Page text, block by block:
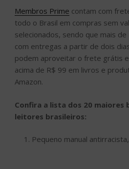
Membros Prime contam com
todo o Brasil em compras sem
selecionados, sendo que mais
com entregas a partir de dois
podem aproveitar o frete grátis
acima de R$ 99 em livros e
Amazon.
Confira a lista dos 20 maiores
leitores brasileiros:
1. Pequeno manual